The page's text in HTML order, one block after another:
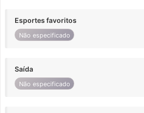
Esportes favoritos
Não especificado
Saída
Não especificado